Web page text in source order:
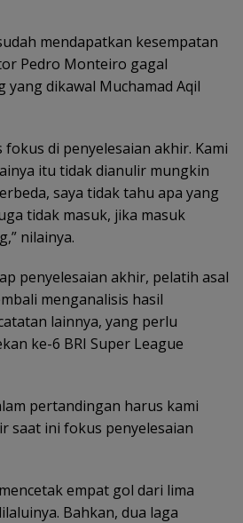
mendapatkan kesempatan
Pedro Monteiro gagal
yang dikawal Muchamad Aqil
di penyelesaian akhir. Kami
itu tidak dianulir mungkin
saya tidak tahu apa yang
tidak masuk, jika masuk
nilainya.
penyelesaian akhir, pelatih asal
menganalisis hasil
lainnya, yang perlu
ke-6 BRI Super League
pertandingan harus kami
saat ini fokus penyelesaian
empat gol dari lima
Bahkan, dua laga